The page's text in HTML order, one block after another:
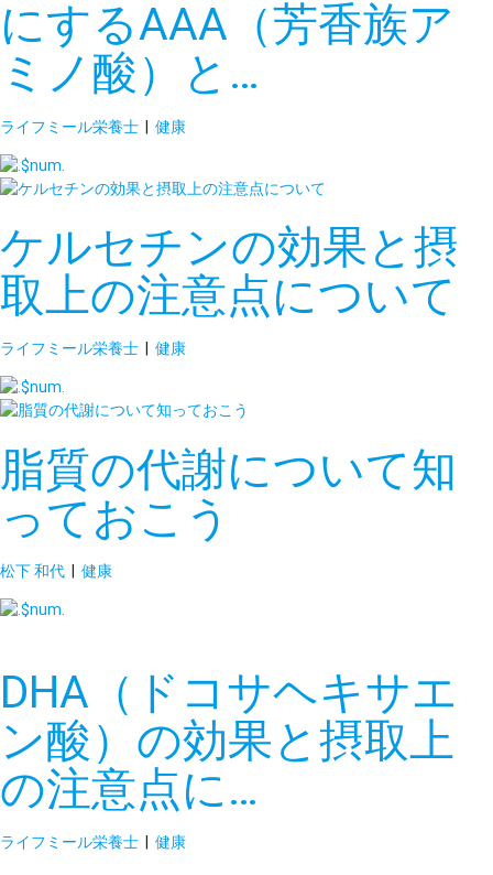
にするAAA（芳香族ア
ミノ酸）と…
ライフミール栄養士 | 健康
ケルセチンの効果と摂
取上の注意点について
ライフミール栄養士 健康
脂質の代謝について知
っておこう
松下 和代 | 健康
DHA（ドコサヘキサエ
ン酸）の効果と摂取上
の注意点に…
ライフミール栄養士 | 健康